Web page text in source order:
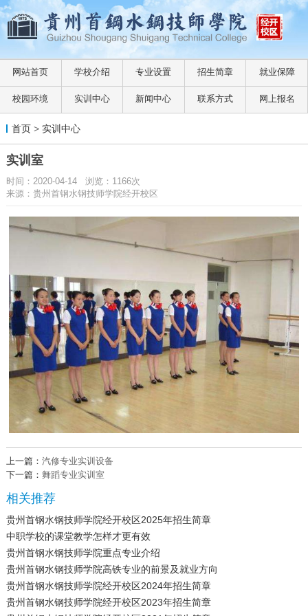
网站首页 学校介绍 专业设置 招生简章 就业保障
校园环境 实训中心 新闻中心 联系方式 网上报名
首页> 实训中心
实训室
时间：2020-04-14 浏览：1166次
来源：贵州首钢水钢技师学院经开校区
上一篇： 汽修专业实训设备
下一篇： 舞蹈专业实训室
相关推荐
贵州首钢水钢技师学院经开校区2025年招生简章
中职学校的课堂教学怎样才更有效
贵州首钢水钢技师学院重点专业介绍
贵州首钢水钢技师学院高铁专业的前景及就业方向
贵州首钢水钢技师学院经开校区2024年招生简章
贵州首钢水钢技师学院经开校区2023年招生简章